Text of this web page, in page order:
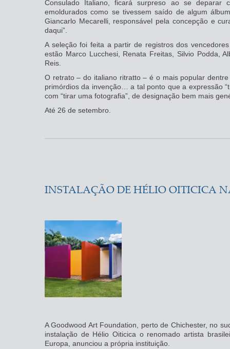
Consulado Italiano, ficará surpreso ao se deparar
emoldurados como se tivessem saído de algum
Giancarlo Mecarelli, responsável pela concepção e
daqui”.
A seleção foi feita a partir de registros dos
estão Marco Lucchesi, Renata Freitas, Silvio Podda,
Reis.
O retrato – do italiano ritratto – é o mais popular
primórdios da invenção… a tal ponto que a expressão
com “tirar uma fotografia”, de designação bem mais
Até 26 de setembro.
INSTALAÇÃO DE HÉLIO OITICICA
A Goodwood Art Foundation, perto de Chichester, no
instalação de Hélio Oiticica o renomado artista
Europa, anunciou a própria instituição.